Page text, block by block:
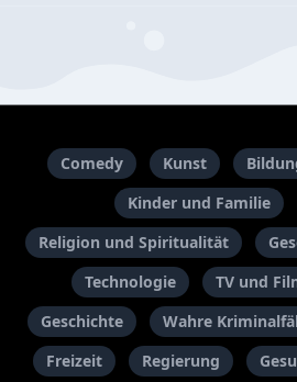
Comedy Kunst
Kinder und Familie
Religion und Spiritualität
Technologie
TV und
Geschichte
Wahre
Freizeit
Regierung